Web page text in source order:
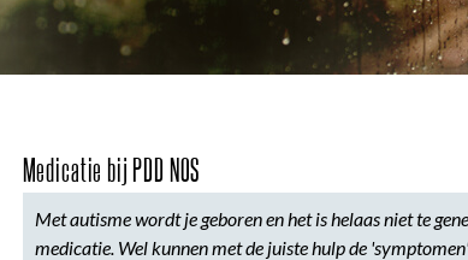
Medicatie bij PDD NOS
Met autisme wordt je geboren en het is helaas niet te
medicatie. Wel kunnen met de juiste hulp de